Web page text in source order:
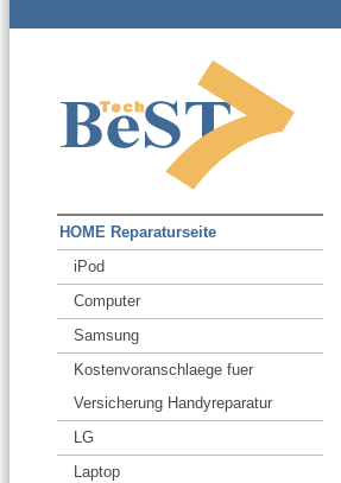
HOME Reparaturseite
iPod
Computer
Samsung
Kostenvoranschlaege fuer
Versicherung Handyreparatur
LG
Laptop